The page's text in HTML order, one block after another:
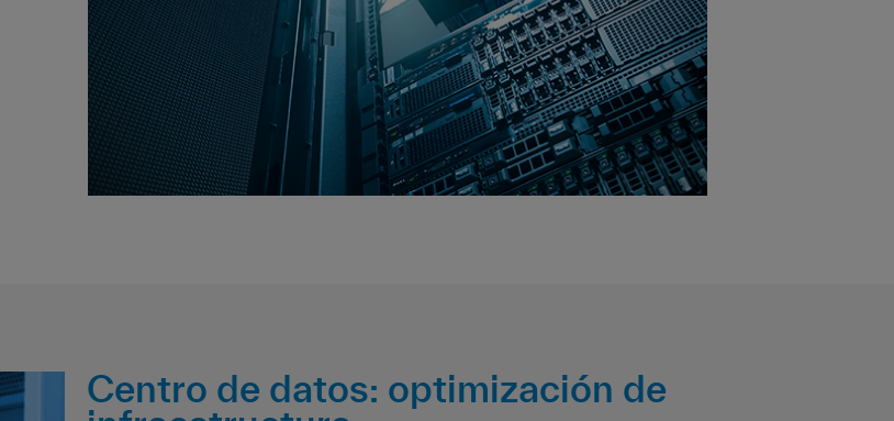
Centro de datos: optimización de